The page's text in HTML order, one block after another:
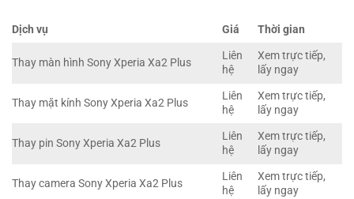
Dịch vụ Giá Thời gian
Thay màn hình Sony Xperia Xa2 Plus
Liên
hệ
Xem trực tiếp,
lấy ngay
Thay mặt kính Sony Xperia Xa2 Plus
Liên
hệ
Xem trực tiếp,
lấy ngay
Thay pin Sony Xperia Xa2 Plus
Liên
hệ
Xem trực tiếp,
lấy ngay
Thay camera Sony Xperia Xa2 Plus
Liên
hệ
Xem trực tiếp,
lấy ngay